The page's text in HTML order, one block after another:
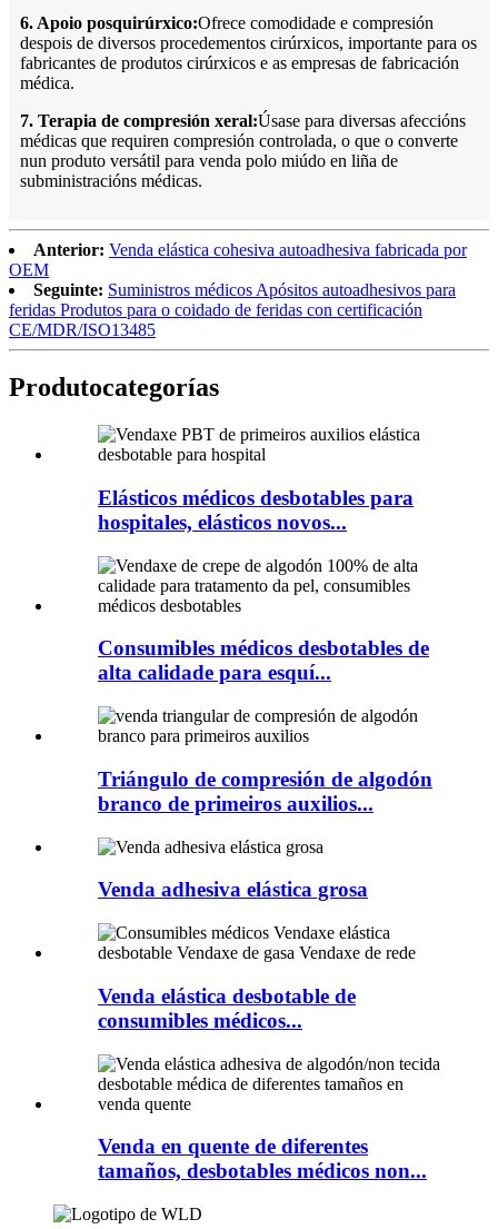
6. Apoio posquirúrxico:Ofrece comodidade e compresión
despois de diversos procedementos cirúrxicos, importante para os
fabricantes de produtos cirúrxicos e as empresas de fabricación
médica.
7. Terapia de compresión xeral:Úsase para diversas afeccións
médicas que requiren compresión controlada, o que o converte
nun produto versátil para venda polo miúdo en liña de
subministracións médicas.
Anterior: Venda elástica cohesiva autoadhesiva fabricada por
OEM
Seguinte: Suministros médicos Apósitos autoadhesivos para
feridas Produtos para o coidado de feridas con certificación
CE/MDR/ISO13485
Produtocategorías
Elásticos médicos desbotables para
hospitales, elásticos novos...
Consumibles médicos desbotables de
alta calidade para esquí...
Triángulo de compresión de algodón
branco de primeiros auxilios...
Venda adhesiva elástica grosa
Venda elástica desbotable de
consumibles médicos...
Venda en quente de diferentes
tamaños, desbotables médicos non...